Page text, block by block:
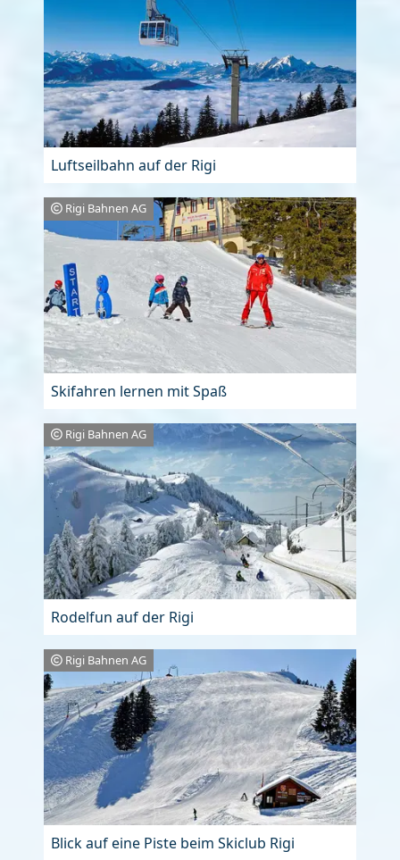
Luftseilbahn auf der Rigi
Rigi Bahnen AG
Skifahren lernen mit Spaß
Rigi Bahnen AG
Rodelfun auf der Rigi
Rigi Bahnen AG
Blick auf eine Piste beim Skiclub Rigi